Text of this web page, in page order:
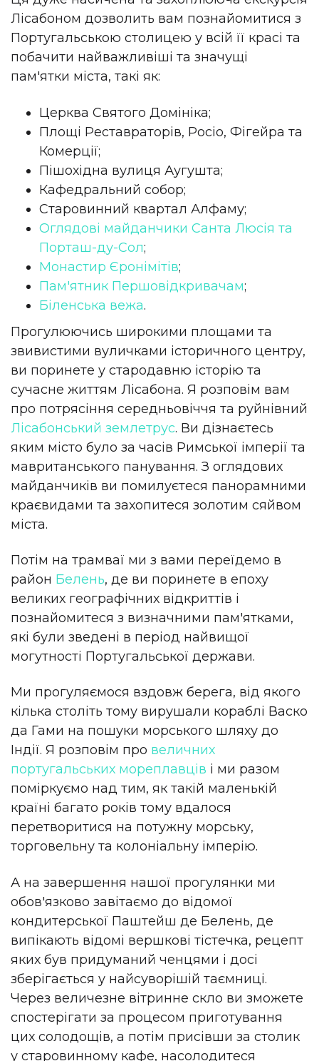
Лісабоном дозволить вам познайомитися з
Португальською столицею у всій її красі та
побачити найважливіші та значущі
пам'ятки міста, такі як:
Церква Святого Домініка;
Площі Реставраторів, Росіо, Фігейра та
Комерції;
Пішохідна вулиця Аугушта;
Кафедральний собор;
Старовинний квартал Алфаму;
Оглядові майданчики Санта Люсія та
Порташ-ду-Сол;
Монастир Єронімітів;
Пам'ятник Першовідкривачам;
Біленська вежа.
Прогулюючись широкими площами та
звивистими вуличками історичного центру,
ви поринете у стародавню історію та
сучасне життям Лісабона. Я розповім вам
про потрясіння середньовіччя та руйнівний
Лісабонський землетрус. Ви дізнаєтесь
яким місто було за часів Римської імперії та
мавританського панування. З оглядових
майданчиків ви помилуєтеся панорамними
краєвидами та захопитеся золотим сяйвом
міста.
Потім на трамваї ми з вами переїдемо в
район Белень, де ви поринете в епоху
великих географічних відкриттів і
познайомитеся з визначними пам'ятками,
які були зведені в період найвищої
могутності Португальської держави.
Ми прогуляємося вздовж берега, від якого
кілька століть тому вирушали кораблі Васко
да Гами на пошуки морського шляху до
Індії. Я розповім про величних
португальських мореплавців і ми разом
поміркуємо над тим, як такій маленькій
країні багато років тому вдалося
перетворитися на потужну морську,
торговельну та колоніальну імперію.
А на завершення нашої прогулянки ми
обов'язково завітаємо до відомої
кондитерської Паштейш де Белень, де
випікають відомі вершкові тістечка, рецепт
яких був придуманий ченцями і досі
зберігається у найсуворішій таємниці.
Через величезне вітринне скло ви зможете
спостерігати за процесом приготування
цих солодощів, а потім присівши за столик
у старовинному кафе, насолодитеся